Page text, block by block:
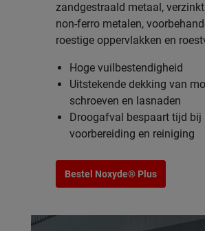
zandgestraald metaal,
non-ferro metalen,
roestige oppervlakken en
Hoge vuilbestendigheid
Uitstekende dekking van
schroeven en lasnaden
Droogafval bespaart tijd bij
voorbereiding en reiniging
Bestel Noxyde® Plus